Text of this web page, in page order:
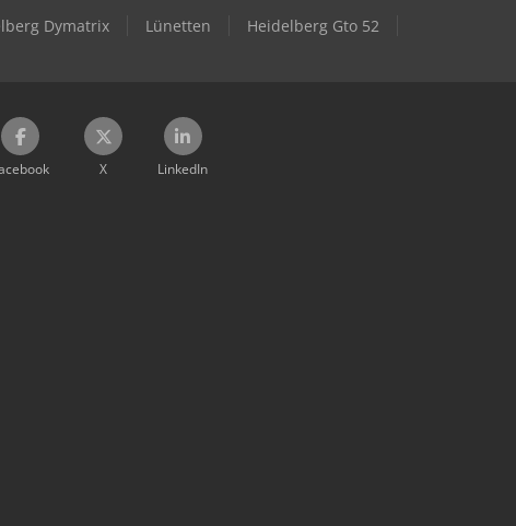
Dymatrix Lünetten
Heidelberg Gto 52
X LinkedIn